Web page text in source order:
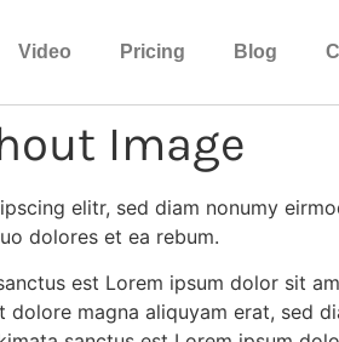
Video Pricing Blog
Image
elitr, sed diam nonumy
dolores et ea rebum.
est Lorem ipsum dolor sit
magna aliquyam erat, sed